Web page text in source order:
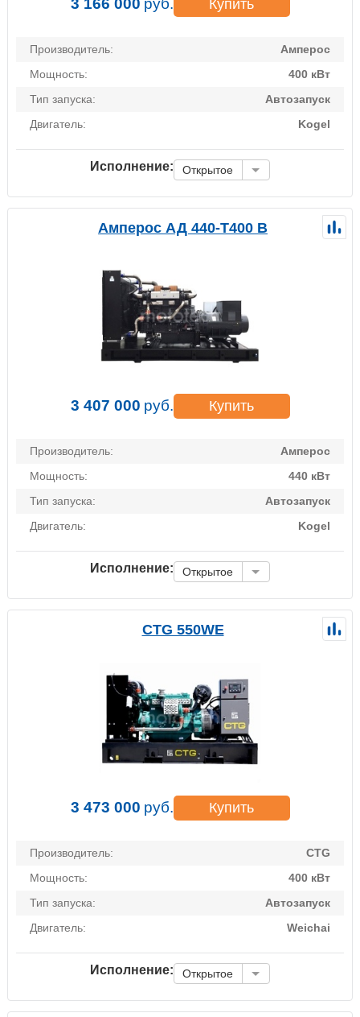
3 166 000 руб. Купить
Производитель:
Амперос
Мощность:
400 кВт
Тип запуска:
Автозапуск
Двигатель:
Kogel
Исполнение: Открытое
Амперос АД 440-Т400 B
3 407 000 руб. Купить
Производитель:
Амперос
Мощность:
440 кВт
Тип запуска:
Автозапуск
Двигатель:
Kogel
Исполнение: Открытое
CTG 550WE
3 473 000 руб. Купить
Производитель:
CTG
Мощность:
400 кВт
Тип запуска:
Автозапуск
Двигатель:
Weichai
Исполнение: Открытое